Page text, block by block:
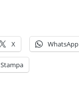
X WhatsApp
Stampa